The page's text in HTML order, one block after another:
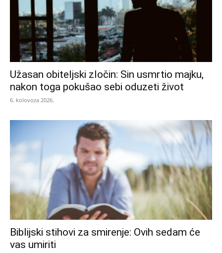
Užasan obiteljski zločin: Sin usmrtio majku,
nakon toga pokušao sebi oduzeti život
6. kolovoza 2026.
Biblijski stihovi za smirenje: Ovih sedam će
vas umiriti